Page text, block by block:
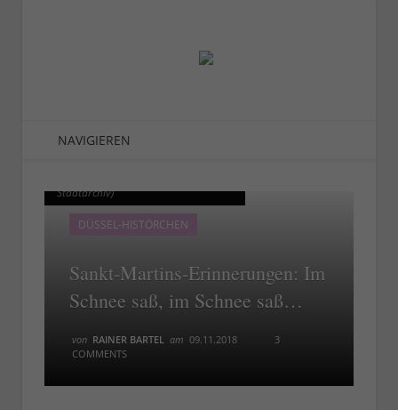
NAVIGIEREN
Stadtarchiv)
DÜSSEL-HISTÖRCHEN
Sankt-Martins-Erinnerungen: Im
Schnee saß, im Schnee saß…
von RAINER BARTEL am 09.11.2018
3
COMMENTS
Stadtarchiv)